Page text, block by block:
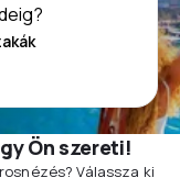
Ön szereti!
Válassza ki